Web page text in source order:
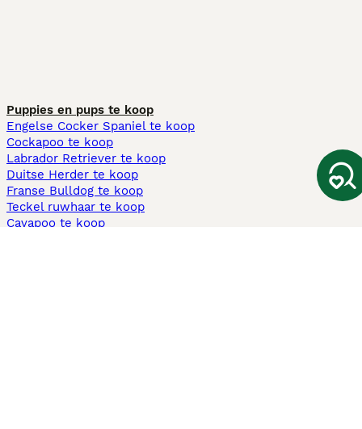
Puppies en pups te koop
Engelse Cocker Spaniel te koop
Cockapoo te koop
Labrador Retriever te koop
Duitse Herder te koop
Franse Bulldog te koop
Teckel ruwhaar te koop
Cavapoo te koop